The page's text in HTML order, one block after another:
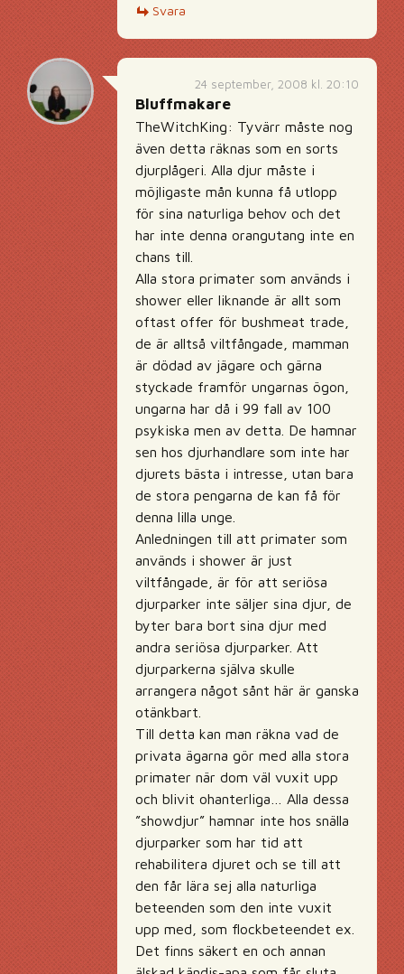
Svara
24 september, 2008 kl. 20:10
Bluffmakare
TheWitchKing: Tyvärr måste nog
även detta räknas som en sorts
djurplågeri. Alla djur måste i
möjligaste mån kunna få utlopp
för sina naturliga behov och det
har inte denna orangutang inte en
chans till.
Alla stora primater som används i
shower eller liknande är allt som
oftast offer för bushmeat trade,
de är alltså viltfångade, mamman
är dödad av jägare och gärna
styckade framför ungarnas ögon,
ungarna har då i 99 fall av 100
psykiska men av detta. De hamnar
sen hos djurhandlare som inte har
djurets bästa i intresse, utan bara
de stora pengarna de kan få för
denna lilla unge.
Anledningen till att primater som
används i shower är just
viltfångade, är för att seriösa
djurparker inte säljer sina djur, de
byter bara bort sina djur med
andra seriösa djurparker. Att
djurparkerna själva skulle
arrangera något sånt här är ganska
otänkbart.
Till detta kan man räkna vad de
privata ägarna gör med alla stora
primater när dom väl vuxit upp
och blivit ohanterliga… Alla dessa
”showdjur” hamnar inte hos snälla
djurparker som har tid att
rehabilitera djuret och se till att
den får lära sej alla naturliga
beteenden som den inte vuxit
upp med, som flockbeteendet ex.
Det finns säkert en och annan